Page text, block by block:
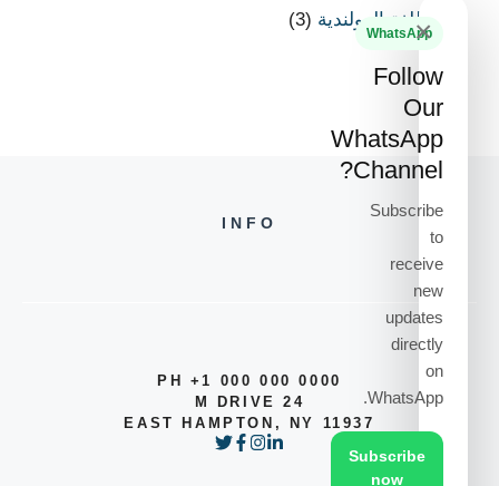
تعلم اللغة الهولندية (3)
INFO
PH +1 000 000 0000
24 M DRIVE
EAST HAMPTON, NY 11937
×
WhatsApp
Follow
Our
WhatsApp
Channel?
Subscribe
to
receive
new
updates
directly
on
WhatsApp.
Subscribe
now